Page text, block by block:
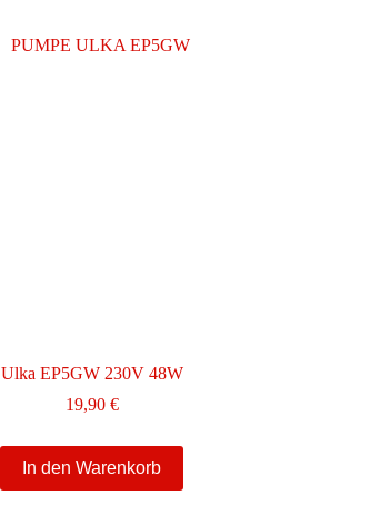
Ulka EP5GW 230V 48W
19,90 €
In den Warenkorb